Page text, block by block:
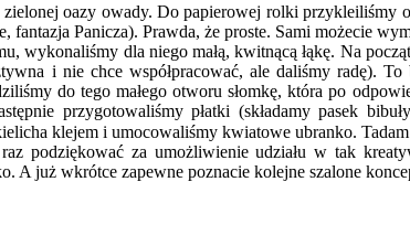
oazy owady. Do papierowej rolki
fantazja Panicza). Prawda, że proste. Sami możecie
wykonaliśmy dla niego małą, kwitnącą łąkę. Na
i nie chce współpracować, ale daliśmy radę).
do tego małego otworu słomkę, która po
przygotowaliśmy płatki (składamy pasek
klejem i umocowaliśmy kwiatowe ubranko.
podziękować za umożliwienie udziału w tak
A już wkrótce zapewne poznacie kolejne szalone